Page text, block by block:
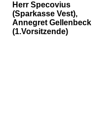
Herr Specovius
(Sparkasse Vest),
Annegret Gellenbeck
(1.Vorsitzende)